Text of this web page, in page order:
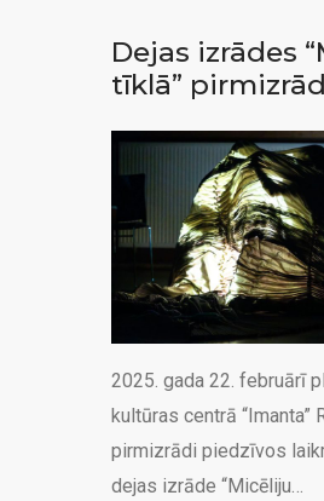
Dejas izrādes
tīklā”
2025. gada 22. februārī
kultūras centrā “Imanta”
pirmizrādi piedzīvos
dejas izrāde “Micēliju…